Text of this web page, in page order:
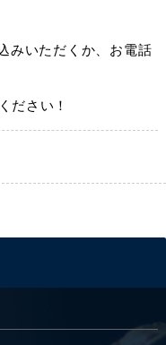
みいただくか、お電話
ださい！